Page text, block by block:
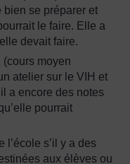
bien se préparer et
le faire. Elle a
devait faire.
moyen
atelier sur le VIH et
a encore des notes
pourrait
s’il y a des
aux élèves ou